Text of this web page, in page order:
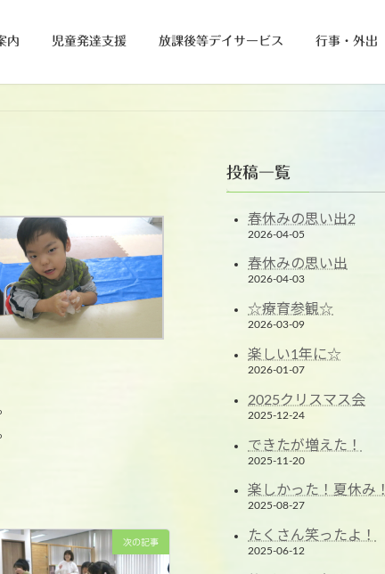
内 児童発達支援 放課後等デイサービス 行事・外出
次の記事
投稿一覧
春休みの思い出2
2026-04-05
春休みの思い出
2026-04-03
☆療育参観☆
2026-03-09
楽しい1年に☆
2026-01-07
2025クリスマス会
2025-12-24
できたが増えた！
2025-11-20
楽しかった！夏休み！
2025-08-27
たくさん笑ったよ！
2025-06-12